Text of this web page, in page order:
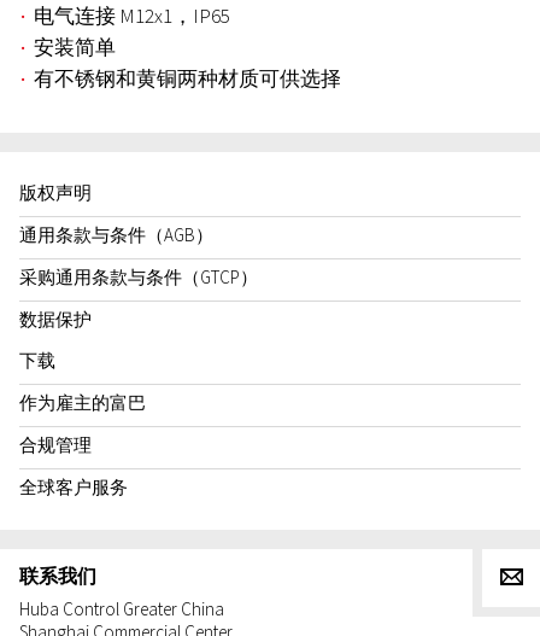
电气连接 M12x1，IP65
安装简单
有不锈钢和黄铜两种材质可供选择
版权声明
通用条款与条件（AGB）
采购通用条款与条件（GTCP）
数据保护
下载
作为雇主的富巴
合规管理
全球客户服务
联系我们
Huba Control Greater China
Shanghai Commercial Center
g